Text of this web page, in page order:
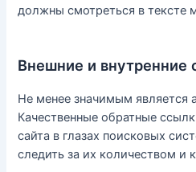
должны смотреться в тексте
Внешние и внутренние
Не менее значимым является
Качественные обратные
сайта в глазах поисковых
следить за их количеством и